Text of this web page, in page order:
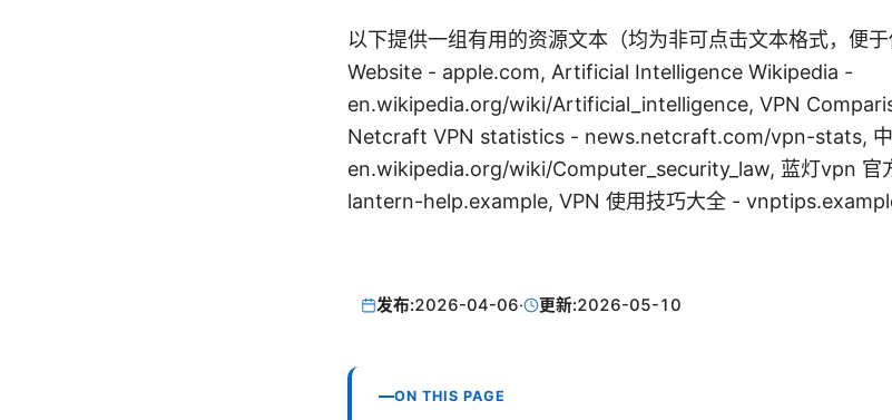
以下提供一组有用的资源文本（均为非可点击文本格式，便
Website - apple.com, Artificial Intelligence Wikipedia -
en.wikipedia.org/wiki/Artificial_intelligence, VPN
Netcraft VPN statistics - news.netcraft.com/vpn-stats, 中
en.wikipedia.org/wiki/Computer_security_law, 蓝灯vpn
lantern-help.example, VPN 使用技巧大全 -
发布:2026-04-06· 更新:2026-05-10
ON THIS PAGE